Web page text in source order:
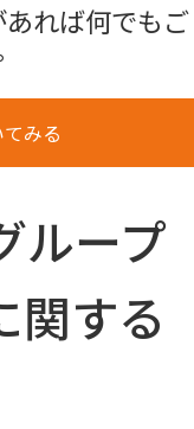
れば何でもご
みる
ループ
関する